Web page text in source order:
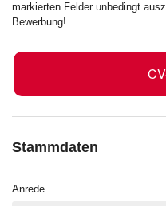
markierten Felder unbedingt
Bewerbung!
Stammdaten
Anrede